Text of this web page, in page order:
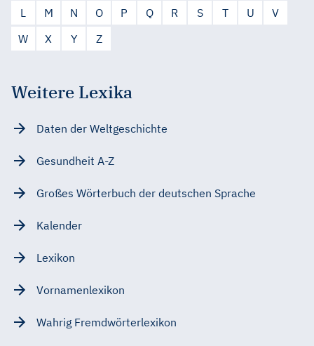
L
M N O P Q R S T U
V
W
X Y Z
Weitere Lexika
Daten der Weltgeschichte
Gesundheit A-Z
Großes Wörterbuch der deutschen Sprache
Kalender
Lexikon
Vornamenlexikon
Wahrig Fremdwörterlexikon